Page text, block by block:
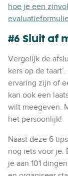
hoe je een
#6 Sluit af
Vergelijk de
kers op de
ervaring zijn of
kan ook een
wilt meegeven.
het persoonlijk!
Naast deze 6
nog iets voor je.
je aan 101